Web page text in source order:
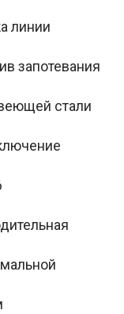
линии
запотевания
стали